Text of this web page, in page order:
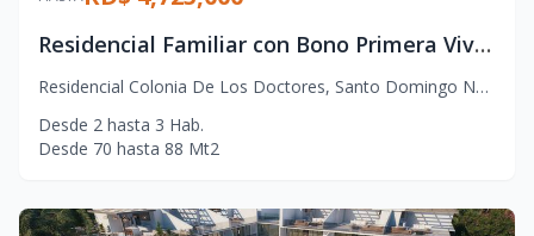
Residencial Familiar con Bono Primera Vivienda en Santo Domingo Norte
Residencial Colonia De Los Doctores, Santo Domingo Norte
Desde 2 hasta 3 Hab.
Desde 70 hasta 88 Mt2